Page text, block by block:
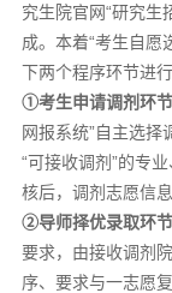
究生院官网“研究生
成。本着“考生自愿
下两个程序环节进
①考生申请调剂环节
网报系统”自主选
“可接收调剂”的专
核后，调剂志愿信
②导师择优录取环节
要求，由接收调剂
序、要求与一志愿